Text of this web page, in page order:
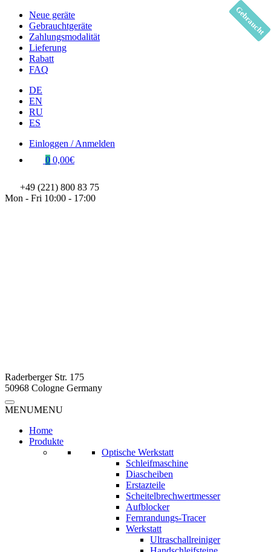
Neue geräte
Gebrauchtgeräte
Zahlungsmodalität
Lieferung
Rabatt
FAQ
DE
EN
RU
ES
Einloggen / Anmelden
0 0,00€
+49 (221) 800 83 75
Mon - Fri 10:00 - 17:00
Raderberger Str. 175
50968 Cologne Germany
MENUMENU
Home
Produkte
Optische Werkstatt
Schleifmaschine
Diascheiben
Erstazteile
Scheitelbrechwertmesser
Aufblocker
Fernrandungs-Tracer
Werkstatt
Ultraschallreiniger
Gebraucht
Gebraucht
Gebraucht
Gebraucht
Gebraucht
Gebraucht
Gebraucht
Gebraucht
Gebraucht
Gebraucht
Gebraucht
Gebraucht